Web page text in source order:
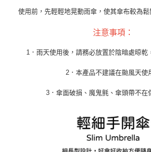
使用前，先輕輕地晃動雨傘，使其傘布較為鬆
注意事項：
1．雨天使用後，請務必放置於陰暗處晾乾
2．本產品不建議在颱風天使
3．傘面破損、魔鬼氈、傘頭帶不在